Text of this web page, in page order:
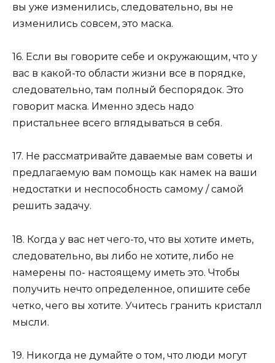
вы уже изменились, следовательно, вы не
изменились совсем, это маска.
16. Если вы говорите себе и окружающим, что у
вас в какой-то области жизни все в порядке,
следовательно, там полный беспорядок. Это
говорит маска. Именно здесь надо
пристальнее всего вглядываться в себя.
17. Не рассматривайте даваемые вам советы и
предлагаемую вам помощь как намек на ваши
недостатки и неспособность самому / самой
решить задачу.
18. Когда у вас нет чего-то, что вы хотите иметь,
следовательно, вы либо не хотите, либо не
намерены по- настоящему иметь это. Чтобы
получить нечто определенное, опишите себе
четко, чего вы хотите. Учитесь гранить кристалл
мысли.
19. Никогда не думайте о том, что люди могут